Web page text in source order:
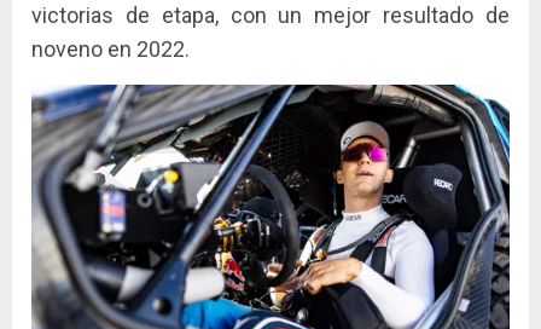
victorias de etapa, con un mejor resultado de
noveno en 2022.